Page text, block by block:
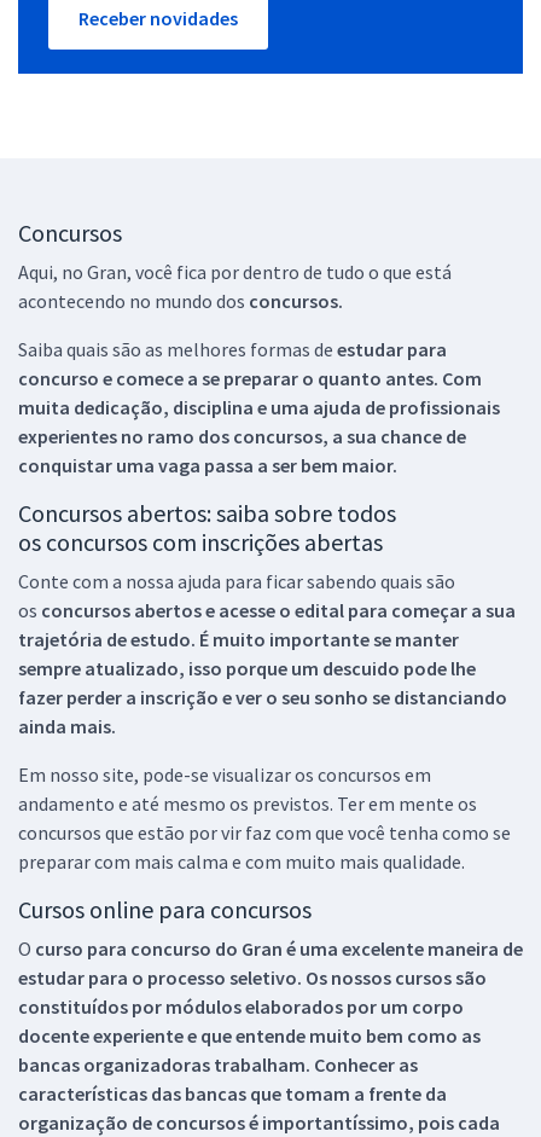
Receber novidades
Concursos
Aqui, no Gran, você fica por dentro de tudo o que está
acontecendo no mundo dos concursos.
Saiba quais são as melhores formas de estudar para
concurso e comece a se preparar o quanto antes. Com
muita dedicação, disciplina e uma ajuda de profissionais
experientes no ramo dos concursos, a sua chance de
conquistar uma vaga passa a ser bem maior.
Concursos abertos: saiba sobre todos
os concursos com inscrições abertas
Conte com a nossa ajuda para ficar sabendo quais são
os concursos abertos e acesse o edital para começar a sua
trajetória de estudo. É muito importante se manter
sempre atualizado, isso porque um descuido pode lhe
fazer perder a inscrição e ver o seu sonho se distanciando
ainda mais.
Em nosso site, pode-se visualizar os concursos em
andamento e até mesmo os previstos. Ter em mente os
concursos que estão por vir faz com que você tenha como se
preparar com mais calma e com muito mais qualidade.
Cursos online para concursos
O curso para concurso do Gran é uma excelente maneira de
estudar para o processo seletivo. Os nossos cursos são
constituídos por módulos elaborados por um corpo
docente experiente e que entende muito bem como as
bancas organizadoras trabalham. Conhecer as
características das bancas que tomam a frente da
organização de concursos é importantíssimo, pois cada